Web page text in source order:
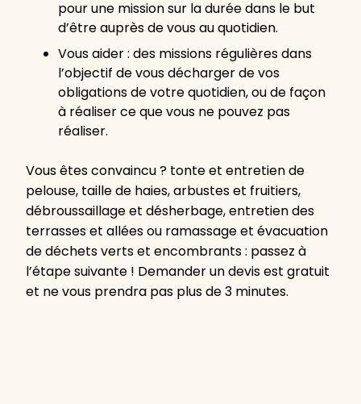
pour une mission sur la durée dans le but
d’être auprès de vous au quotidien.
Vous aider : des missions régulières dans
l’objectif de vous décharger de vos
obligations de votre quotidien, ou de façon
à réaliser ce que vous ne pouvez pas
réaliser.
Vous êtes convaincu ? tonte et entretien de
pelouse, taille de haies, arbustes et fruitiers,
débroussaillage et désherbage, entretien des
terrasses et allées ou ramassage et évacuation
de déchets verts et encombrants : passez à
l’étape suivante ! Demander un devis est gratuit
et ne vous prendra pas plus de 3 minutes.